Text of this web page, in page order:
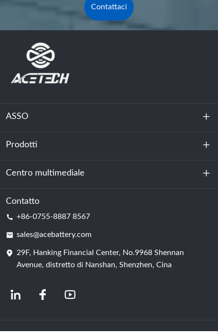
Contattaci
ASSO
Chi siamo
Sostenibilità
Prodotti
Accumulo di energia
Centro dati e sala server
Cella della batteria
Centro multimediale
Notizia
Contatto
+86-0755-8887 8567
sales@acebattery.com
29F, Hanking Financial Center, No.9968 Shennan
Avenue, distretto di Nanshan, Shenzhen, Cina